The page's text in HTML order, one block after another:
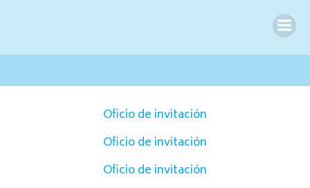
Oficio de invitación
Oficio de invitación
Oficio de invitación